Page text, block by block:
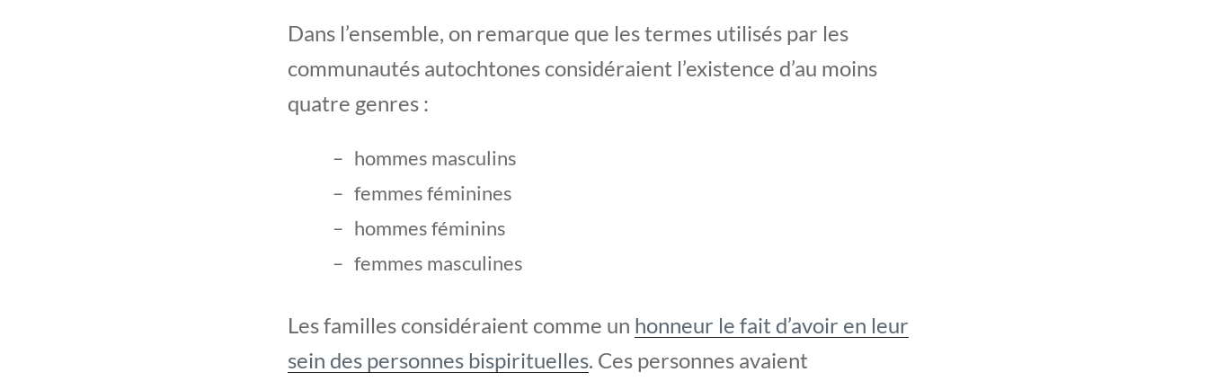
Dans l’ensemble, on remarque que les termes utilisés par les
communautés autochtones considéraient l’existence d’au moins
quatre genres :
hommes masculins
femmes féminines
hommes féminins
femmes masculines
Les familles considéraient comme un honneur le fait d’avoir en leur
sein des personnes bispirituelles. Ces personnes avaient